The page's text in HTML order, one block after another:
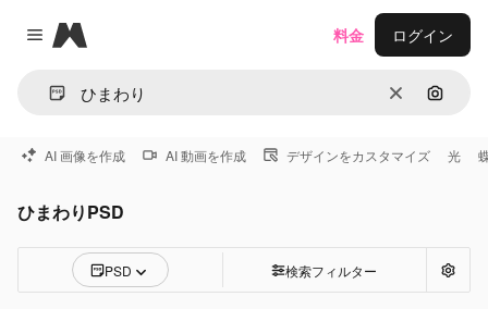
Close menu
Magnific
消去 画像で
料金 ログイン
AI 画像を作成 AI 動画を作成 デザインをカスタマイズ 光
ひまわりPSD
PSD 検索フィルター